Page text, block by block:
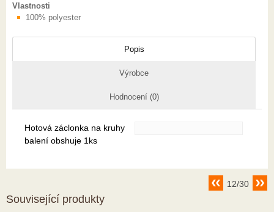
Vlastnosti
100% polyester
Popis
Výrobce
Hodnocení (0)
Hotová záclonka na kruhy
balení obshuje 1ks
12/30
Související produkty